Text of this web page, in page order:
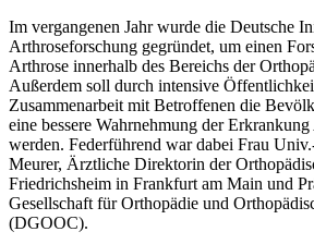
Im vergangenen Jahr wurde die Deutsche
Arthroseforschung gegründet, um einen
Arthrose innerhalb des Bereichs der
Außerdem soll durch intensive
Zusammenarbeit mit Betroffenen die
eine bessere Wahrnehmung der
werden. Federführend war dabei Frau
Meurer, Ärztliche Direktorin der
Friedrichsheim in Frankfurt am Main und
Gesellschaft für Orthopädie und
(DGOOC).